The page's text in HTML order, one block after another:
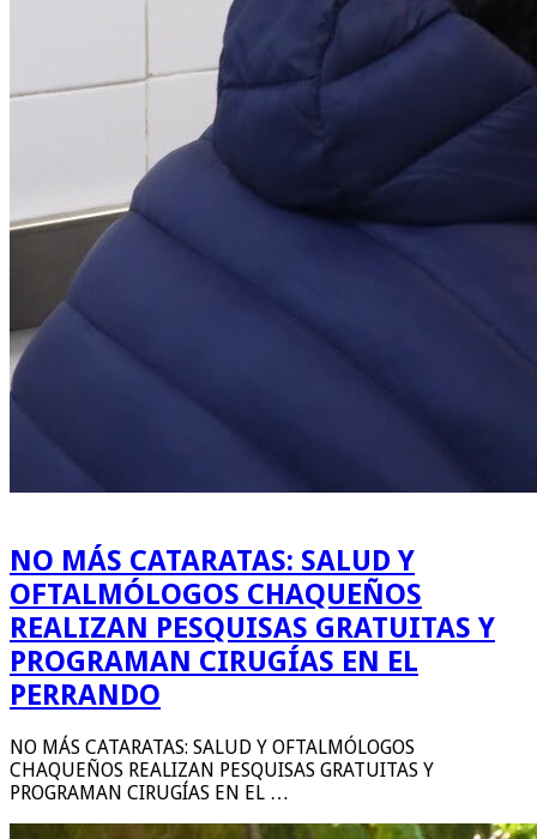
NO MÁS CATARATAS: SALUD Y
OFTALMÓLOGOS CHAQUEÑOS
REALIZAN PESQUISAS GRATUITAS Y
PROGRAMAN CIRUGÍAS EN EL
PERRANDO
NO MÁS CATARATAS: SALUD Y OFTALMÓLOGOS
CHAQUEÑOS REALIZAN PESQUISAS GRATUITAS Y
PROGRAMAN CIRUGÍAS EN EL …